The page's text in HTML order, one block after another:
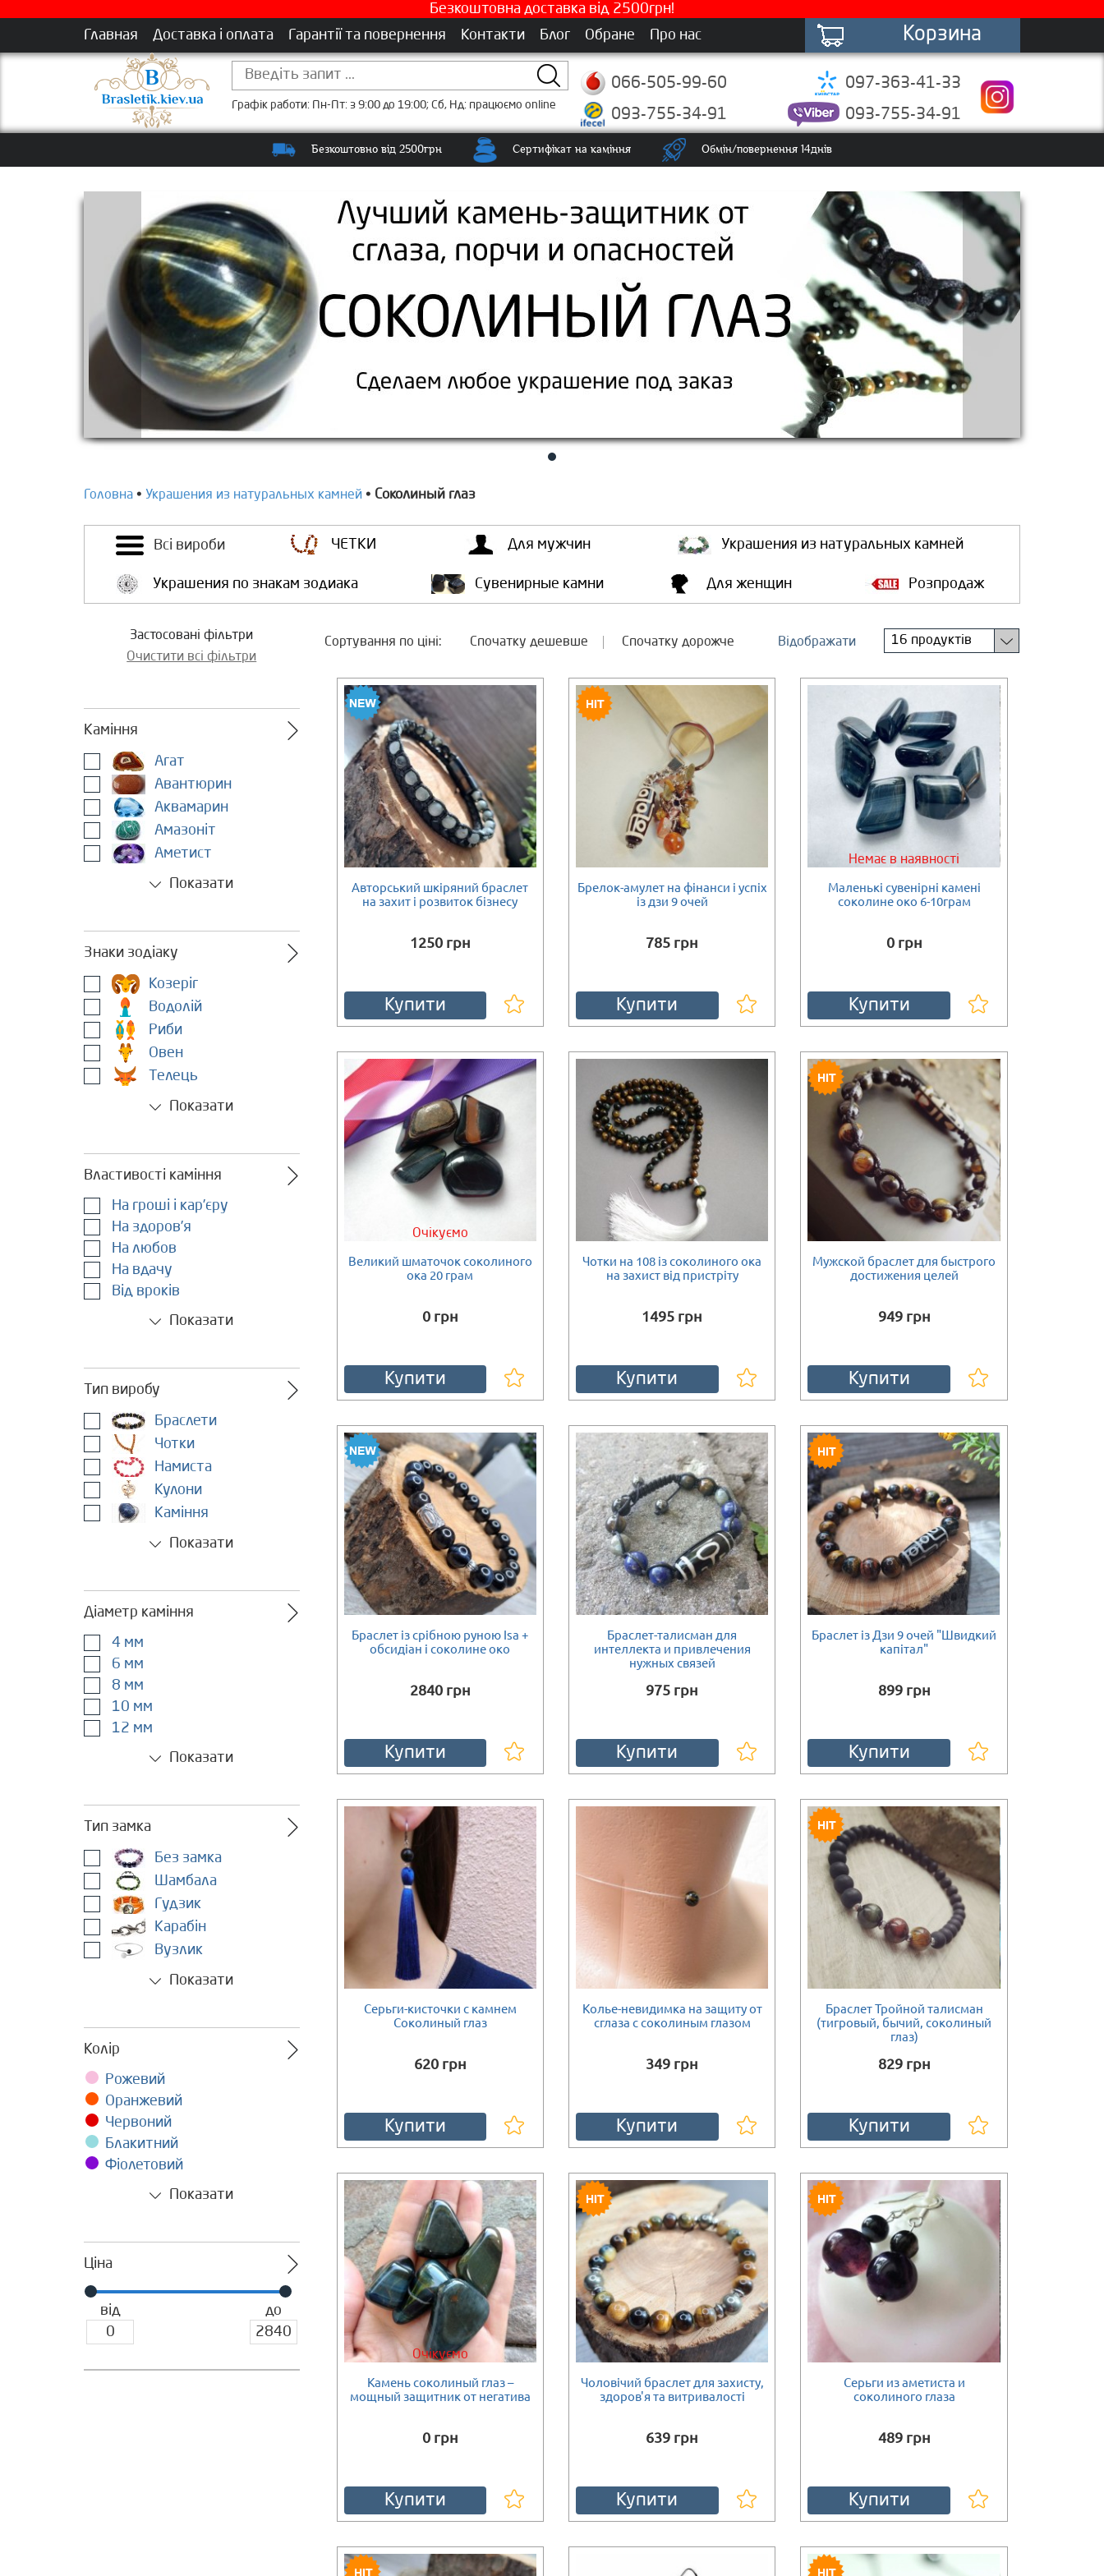
Безкоштовна доставка від 2500грн!
Главная
Доставка і оплата Гарантії та повернення Контакти Блог Обране Про нас Корзина
Графік работи: Пн-Пт: з 9:00 до 19:00; Сб, Нд: працюємо online
066-505-99-60
097-363-41-33
093-755-34-91
093-755-34-91
Безкоштовно від 2500грн Сертифікат на каміння Обмін/повернення 14днів
Головна • Украшения из натуральных камней • Соколиный глаз
Всі вироби ЧЕТКИ Для мужчин Украшения из натуральных камней
Украшения по знакам зодиака Сувенирные камни Для женщин Розпродаж
Застосовані фільтри
Очистити всі фільтри
Каміння
Агат
Авантюрин
Аквамарин
Амазоніт
Аметист
Показати
Знаки зодіаку
Козеріг
Водолій
Риби
Овен
Телець
Показати
Властивості каміння
На гроші і кар’єру
На здоров’я
На любов
На вдачу
Від вроків
Показати
Тип виробу
Браслети
Чотки
Намиста
Кулони
Каміння
Показати
Діаметр каміння
4 мм
6 мм
8 мм
10 мм
12 мм
Показати
Тип замка
Без замка
Шамбала
Гудзик
Карабін
Вузлик
Показати
Колір
Рожевий
Оранжевий
Червоний
Блакитний
Фіолетовий
Показати
Ціна
від до
Сортування по ціні: Спочатку дешевше Спочатку дорожче Відображати 16 продуктів
Авторський шкіряний браслет
на захит і розвиток бізнесу
1250 грн
Купити
Брелок-амулет на фінанси і успіх
із дзи 9 очей
785 грн
Купити
Немає в наявності
Маленькі сувенірні камені
соколине око 6-10грам
0 грн
Купити
Очікуємо
Великий шматочок соколиного
ока 20 грам
0 грн
Купити
Чотки на 108 із соколиного ока
на захист від пристріту
1495 грн
Купити
Мужской браслет для быстрого
достижения целей
Є в наявності
949 грн
Купити
Браслет із срібною руною Isa +
обсидіан і соколине око
2840 грн
Купити
Браслет-талисман для
интеллекта и привлечения
нужных связей
975 грн
Купити
Браслет із Дзи 9 очей "Швидкий
капітал"
Є в наявності
899 грн
Купити
Серьги-кисточки с камнем
Соколиный глаз
620 грн
Купити
Колье-невидимка на защиту от
сглаза с соколиным глазом
349 грн
Купити
Браслет Тройной талисман
(тигровый, бычий, соколиный
глаз)
829 грн
Купити
Очікуємо
Камень соколиный глаз –
мощный защитник от негатива
0 грн
Купити
Чоловічий браслет для захисту,
здоров'я та витривалості
639 грн
Купити
Серьги из аметиста и
соколиного глаза
489 грн
Купити